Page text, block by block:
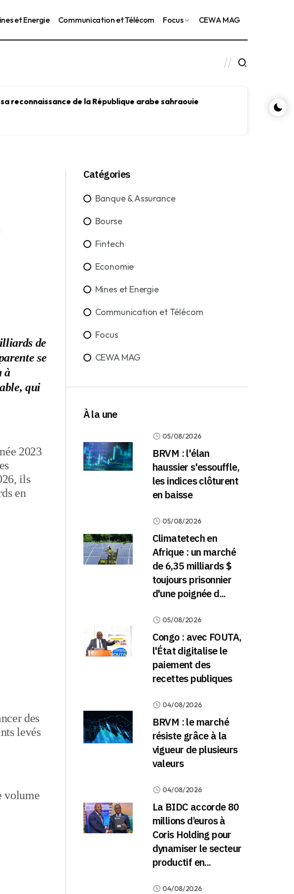
et Energie Communication et Télécom Focus CEWA MAG
reconnaissance de la République arabe sahraouie
Le
le
de
se
à
qui
2023
ils
en
des
levés
volume
Catégories
Banque & Assurance
Bourse
Fintech
Economie
Mines et Energie
Communication et Télécom
Focus
CEWA MAG
À la une
05/08/2026
BRVM : l'élan
haussier s'essouffle,
les indices clôturent
en baisse
05/08/2026
Climatetech en
Afrique : un marché
de 6,35 milliards $
toujours prisonnier
d'une poignée d...
05/08/2026
Congo : avec FOUTA,
l'État digitalise le
paiement des
recettes publiques
04/08/2026
BRVM : le marché
résiste grâce à la
vigueur de plusieurs
valeurs
04/08/2026
La BIDC accorde 80
millions d’euros à
Coris Holding pour
dynamiser le secteur
productif en...
04/08/2026